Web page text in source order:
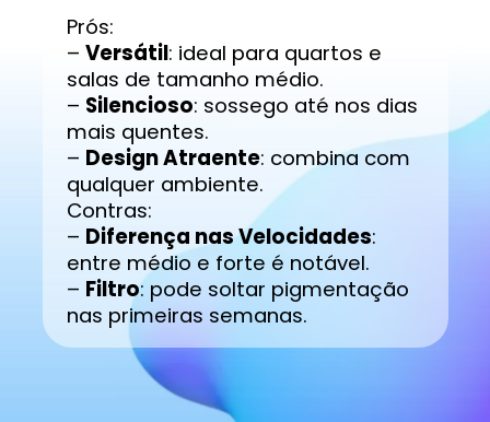
Prós:
– Versátil: ideal para quartos e
salas de tamanho médio.
– Silencioso: sossego até nos dias
mais quentes.
– Design Atraente: combina com
qualquer ambiente.
Contras:
– Diferença nas Velocidades:
entre médio e forte é notável.
– Filtro: pode soltar pigmentação
nas primeiras semanas.